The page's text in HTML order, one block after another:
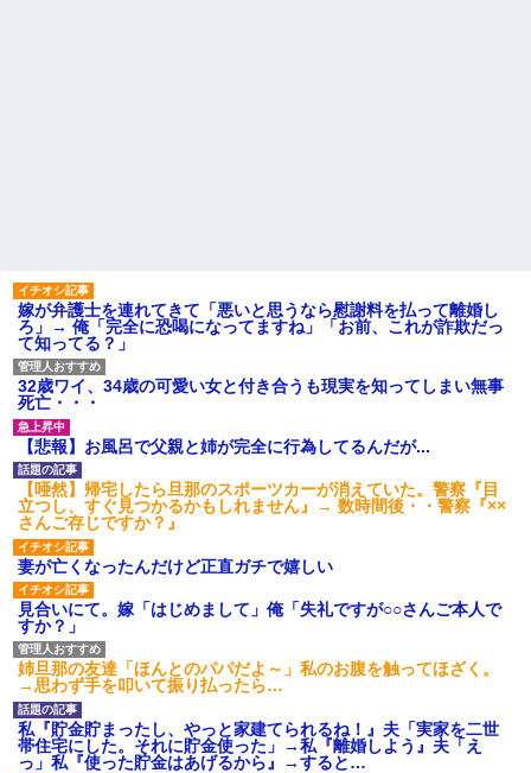
嫁が弁護士を連れてきて「悪いと思うなら慰謝料を払って離婚し
ろ」→ 俺「完全に恐喝になってますね」「お前、これが詐欺だっ
て知ってる？」
32歳ワイ、34歳の可愛い女と付き合うも現実を知ってしまい無事
死亡・・・
【悲報】お風呂で父親と姉が完全に行為してるんだが...
【唖然】帰宅したら旦那のスポーツカーが消えていた。警察『目
立つし、すぐ見つかるかもしれません』→ 数時間後・・警察『××
さんご存じですか？』
妻が亡くなったんだけど正直ガチで嬉しい
見合いにて。嫁「はじめまして」俺「失礼ですが○○さんご本人で
すか？」
姉旦那の友達「ほんとのパパだよ～」私のお腹を触ってほざく。
→思わず手を叩いて振り払ったら…
私『貯金貯まったし、やっと家建てられるね！』夫「実家を二世
帯住宅にした。それに貯金使った」→私『離婚しよう』夫「え
っ」私『使った貯金はあげるから』→すると…